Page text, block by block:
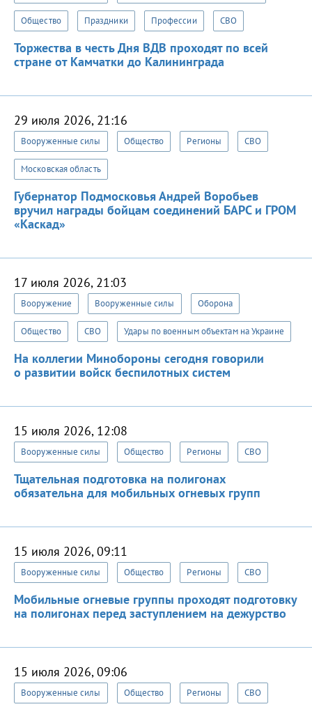
Общество Праздники Профессии СВО
Торжества в честь Дня ВДВ проходят по всей
стране от Камчатки до Калининграда
29 июля 2026, 21:16
Вооруженные силы Общество Регионы СВО
Московская область
Губернатор Подмосковья Андрей Воробьев
вручил награды бойцам соединений БАРС и ГРОМ
«Каскад»
17 июля 2026, 21:03
Вооружение Вооруженные силы Оборона
Общество СВО Удары по военным объектам на Украине
На коллегии Минобороны сегодня говорили
о развитии войск беспилотных систем
15 июля 2026, 12:08
Вооруженные силы Общество Регионы СВО
Тщательная подготовка на полигонах
обязательна для мобильных огневых групп
15 июля 2026, 09:11
Вооруженные силы Общество Регионы СВО
Мобильные огневые группы проходят подготовку
на полигонах перед заступлением на дежурство
15 июля 2026, 09:06
Вооруженные силы Общество Регионы СВО